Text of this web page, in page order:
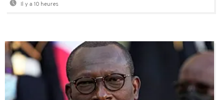
Il y a 10 heures